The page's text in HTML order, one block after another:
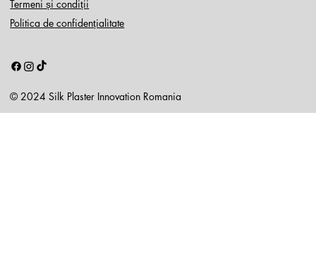
Termeni și condiții
Politica de confidențialitate
© 2024 Silk Plaster Innovation Romania